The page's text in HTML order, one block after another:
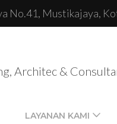
No.41, Mustikajaya,
Architec &
LAYANAN KAMI